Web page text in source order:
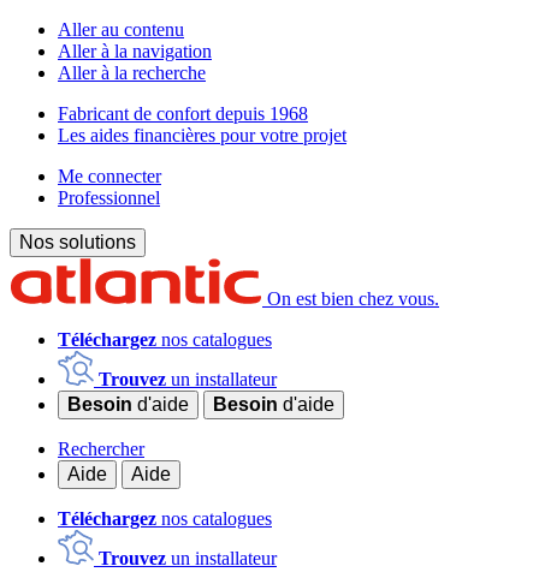
Aller au contenu
Aller à la navigation
Aller à la recherche
Fabricant de confort depuis 1968
Les aides financières pour votre projet
Me connecter
Professionnel
Nos solutions
On est bien chez vous.
Téléchargez nos catalogues
Trouvez un installateur
Besoin d'aide Besoin d'aide
Rechercher
Aide
Aide
Téléchargez nos catalogues
Trouvez un installateur